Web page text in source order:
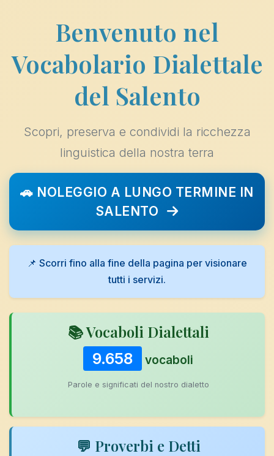
Benvenuto nel
Vocabolario Dialettale
del Salento
Scopri, preserva e condividi la ricchezza
linguistica della nostra terra
🚗 NOLEGGIO A LUNGO TERMINE IN
SALENTO
📌 Scorri fino alla fine della pagina per visionare
tutti i servizi.
📚 Vocaboli Dialettali
9.658 vocaboli
Parole e significati del nostro dialetto
💬 Proverbi e Detti